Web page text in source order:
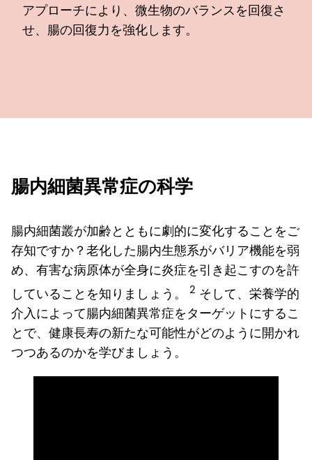
アプローチにより、微生物のバランスを回復さ
せ、腸の回復力を強化します。
腸内細菌異常症の科学
腸内細菌叢が加齢とともに劇的に変化することをご
存知ですか？老化した腸内生態系がバリア機能を弱
め、有害な病原体が全身に炎症を引き起こすのを許
していることを知りましょう。
2 そして、栄養学的
介入によって腸内細菌異常症をターゲットにするこ
とで、健康長寿の新たな可能性がどのように開かれ
つつあるのかを学びましょう。